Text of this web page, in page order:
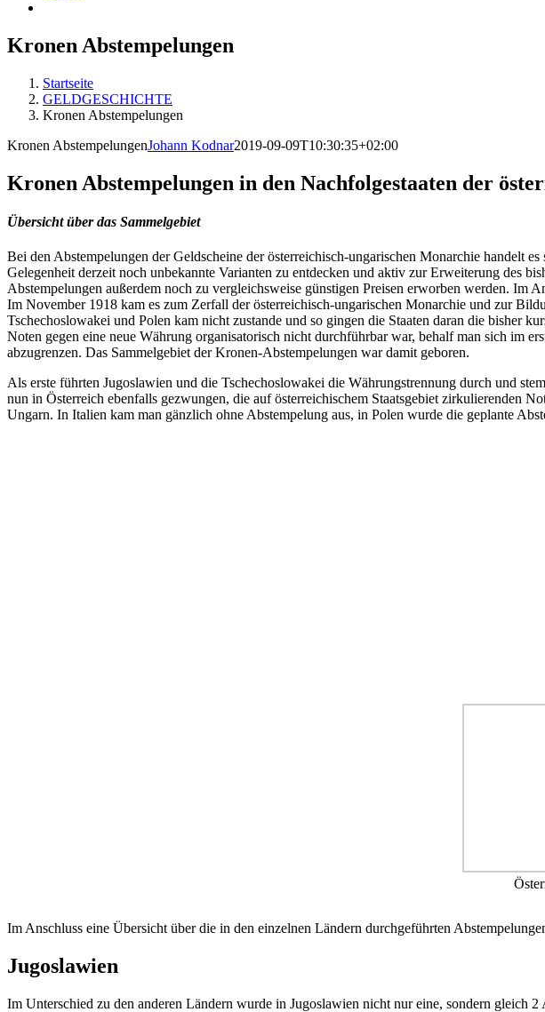
Kronen Abstempelungen
Startseite
GELDGESCHICHTE
Kronen Abstempelungen
Kronen AbstempelungenJohann Kodnar2019-09-09T10:30:35+02:00
Kronen Abstempelungen in den Nachfolgestaaten der
Übersicht über das Sammelgebiet
Bei den Abstempelungen der Geldscheine der österreichisch-ungarischen Monarchie handelt
Gelegenheit derzeit noch unbekannte Varianten zu entdecken und aktiv zur Erweiterung des
Abstempelungen außerdem noch zu vergleichsweise günstigen Preisen erworben werden. Im
Im November 1918 kam es zum Zerfall der österreichisch-ungarischen Monarchie und zur
Tschechoslowakei und Polen kam nicht zustande und so gingen die Staaten daran die bisher
Noten gegen eine neue Währung organisatorisch nicht durchführbar war, behalf man sich im
abzugrenzen. Das Sammelgebiet der Kronen-Abstempelungen war damit geboren.
Als erste führten Jugoslawien und die Tschechoslowakei die Währungstrennung durch und
nun in Österreich ebenfalls gezwungen, die auf österreichischem Staatsgebiet zirkulierenden
Ungarn. In Italien kam man gänzlich ohne Abstempelung aus, in Polen wurde die geplante
Im Anschluss eine Übersicht über die in den einzelnen Ländern durchgeführten
Jugoslawien
Im Unterschied zu den anderen Ländern wurde in Jugoslawien nicht nur eine, sondern gleich